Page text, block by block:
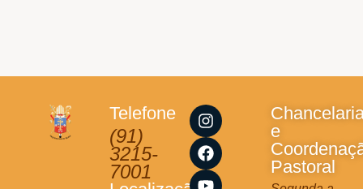
Telefone
(91)
3215-
7001
I
n
s
t
a
F
a
c
e
b
Y
o
u
t
u
L
i
n
k
e
Pastoral